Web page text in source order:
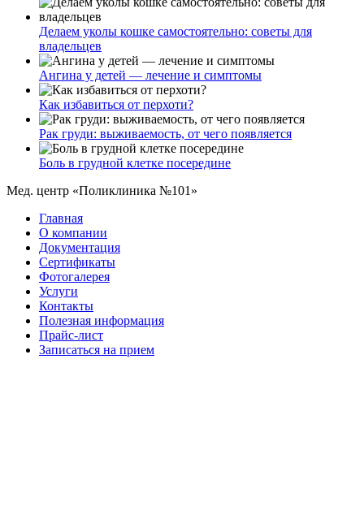
Делаем уколы кошке самостоятельно: советы для
владельцев
Ангина у детей — лечение и симптомы
Как избавиться от перхоти?
Рак груди: выживаемость, от чего появляется
Боль в грудной клетке посередине
Мед. центр «Поликлиника №101»
Главная
О компании
Документация
Сертификаты
Фотогалерея
Услуги
Контакты
Полезная информация
Прайс-лист
Записаться на прием